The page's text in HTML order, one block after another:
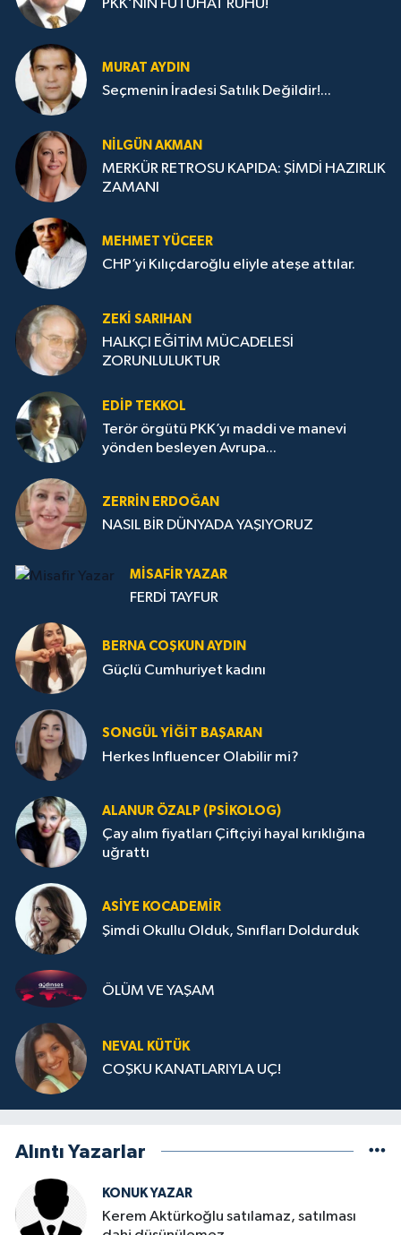
PKK’NIN FÜTUHAT RUHU!
MURAT AYDIN
Seçmenin İradesi Satılık Değildir!...
NILGÜN AKMAN
MERKÜR RETROSU KAPIDA: ŞİMDİ HAZIRLIK
ZAMANI
MEHMET YÜCEER
CHP’yi Kılıçdaroğlu eliyle ateşe attılar.
ZEKI SARIHAN
HALKÇI EĞİTİM MÜCADELESİ
ZORUNLULUKTUR
EDIP TEKKOL
Terör örgütü PKK’yı maddi ve manevi
yönden besleyen Avrupa...
ZERRIN ERDOĞAN
NASIL BİR DÜNYADA YAŞIYORUZ
MISAFIR YAZAR
FERDİ TAYFUR
BERNA COŞKUN AYDIN
Güçlü Cumhuriyet kadını
SONGÜL YIĞIT BAŞARAN
Herkes Influencer Olabilir mi?
ALANUR ÖZALP (PSIKOLOG)
Çay alım fiyatları Çiftçiyi hayal kırıklığına
uğrattı
ASIYE KOCADEMİR
Şimdi Okullu Olduk, Sınıfları Doldurduk
ÖLÜM VE YAŞAM
NEVAL KÜTÜK
COŞKU KANATLARIYLA UÇ!
Alıntı Yazarlar
KONUK YAZAR
Kerem Aktürkoğlu satılamaz, satılması